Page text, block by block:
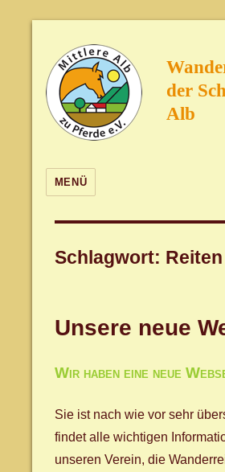
der
Alb
MENÜ
Schlagwort: Reiten
Unsere neue
Wir haben eine neue
Sie ist nach wie vor sehr
findet alle wichtigen
unseren Verein, die